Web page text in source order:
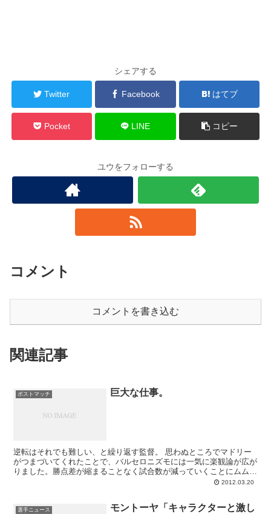
シェアする
Twitter Facebook はてブ
Pocket LINE コピー
ユウをフォローする
コメント
コメントを書き込む
関連記事
ポストマッチ 巨大な仕事。
逆転はそれでも難しい、と繰り返す監督。 思わぬところでマドリー
がつまづいてくれたことで、バルセロニズモには一気に楽観論が広が
りました。勝点差が縮まることなく試合数が減っていくことにムム
2012.03.20
選手ニュース
モントーヤ「キャラクターと激し